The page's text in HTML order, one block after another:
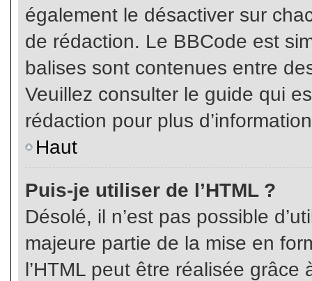
également le désactiver sur
de rédaction. Le BBCode est
balises sont contenues entre
Veuillez consulter le guide qui
rédaction pour plus
Haut
Puis-je utiliser de l’HTML ?
Désolé, il n’est pas possible
majeure partie de la mise en
l’HTML peut être réalisée grâce